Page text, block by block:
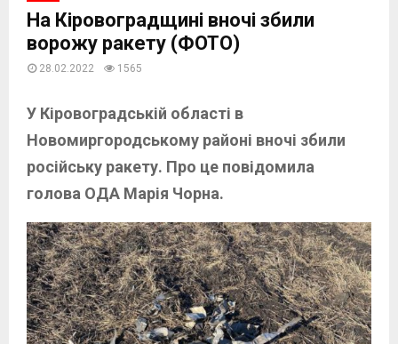
На Кіровоградщині вночі збили
ворожу ракету (ФОТО)
28.02.2022 1565
У Кіровоградській області в
Новомиргородському районі вночі збили
російську ракету. Про це повідомила
голова ОДА Марія Чорна.